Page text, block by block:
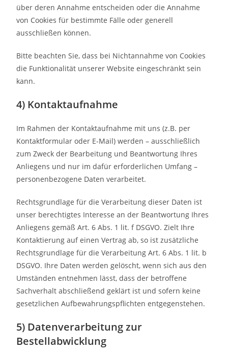
über deren Annahme entscheiden oder die Annahme
von Cookies für bestimmte Fälle oder generell
ausschließen können.
Bitte beachten Sie, dass bei Nichtannahme von Cookies
die Funktionalität unserer Website eingeschränkt sein
kann.
4) Kontaktaufnahme
Im Rahmen der Kontaktaufnahme mit uns (z.B. per
Kontaktformular oder E-Mail) werden – ausschließlich
zum Zweck der Bearbeitung und Beantwortung Ihres
Anliegens und nur im dafür erforderlichen Umfang –
personenbezogene Daten verarbeitet.
Rechtsgrundlage für die Verarbeitung dieser Daten ist
unser berechtigtes Interesse an der Beantwortung Ihres
Anliegens gemäß Art. 6 Abs. 1 lit. f DSGVO. Zielt Ihre
Kontaktierung auf einen Vertrag ab, so ist zusätzliche
Rechtsgrundlage für die Verarbeitung Art. 6 Abs. 1 lit. b
DSGVO. Ihre Daten werden gelöscht, wenn sich aus den
Umständen entnehmen lässt, dass der betroffene
Sachverhalt abschließend geklärt ist und sofern keine
gesetzlichen Aufbewahrungspflichten entgegenstehen.
5) Datenverarbeitung zur
Bestellabwicklung